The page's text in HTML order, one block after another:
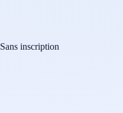
Sans inscription